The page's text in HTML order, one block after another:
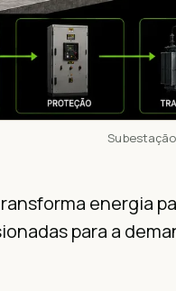
energia
para a